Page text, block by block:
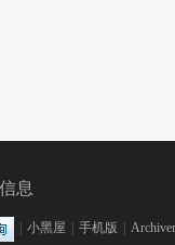
息
小黑屋 手机版 Archiver